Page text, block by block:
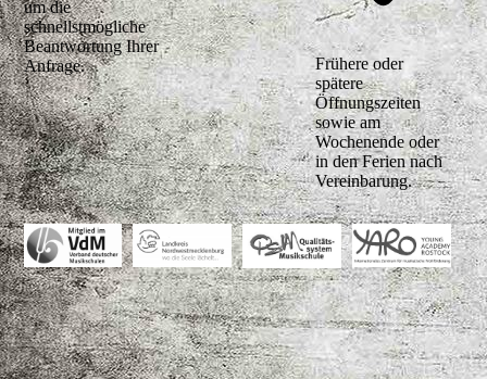
um die
schnellstmögliche
Beantwortung Ihrer
Anfrage.
Frühere oder
spätere
Öffnungszeiten
sowie am
Wochenende oder
in den Ferien nach
Vereinbarung.